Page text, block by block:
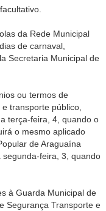
da Rede Municipal
de carnaval,
Secretaria Municipal de
ou termos de
transporte público,
terça-feira, 4, quando o
o mesmo aplicado
de Araguaína
feira, 3, quando
à Guarda Municipal de
Segurança Transporte e